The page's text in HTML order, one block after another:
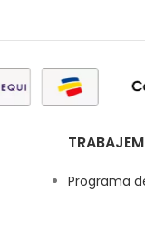
Programa